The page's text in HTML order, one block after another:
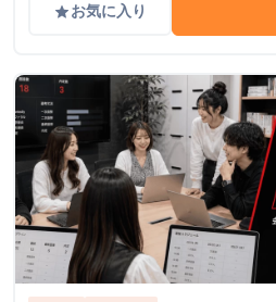
gradeお気に入り